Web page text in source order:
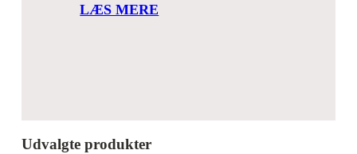
LÆS MERE
Udvalgte produkter